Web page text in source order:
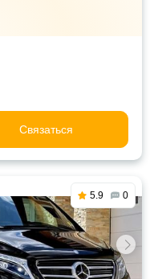
Связаться
5.9 0